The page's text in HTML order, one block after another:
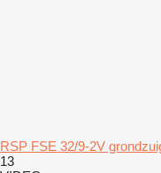
RSP FSE 32/9-2V
13